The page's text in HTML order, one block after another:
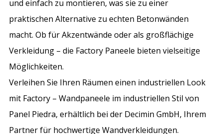
und einfach zu montieren, was sie zu einer
praktischen Alternative zu echten Betonwänden
macht. Ob für Akzentwände oder als großflächige
Verkleidung – die Factory Paneele bieten vielseitige
Möglichkeiten.
Verleihen Sie Ihren Räumen einen industriellen Look
mit Factory – Wandpaneele im industriellen Stil von
Panel Piedra, erhältlich bei der Decimin GmbH, Ihrem
Partner für hochwertige Wandverkleidungen.